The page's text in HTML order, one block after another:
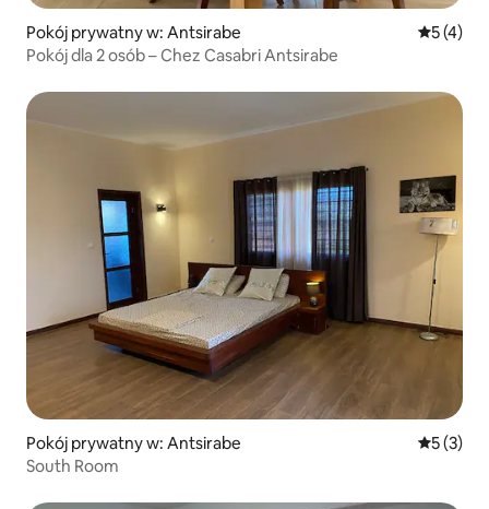
Pokój prywatny w: Antsirabe Średnia
5 (4)
Pokój dla 2 osób – Chez Casabri Antsirabe
Pokój prywatny w: Antsirabe Średnia
5 (3)
South Room